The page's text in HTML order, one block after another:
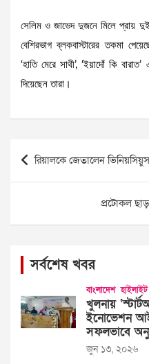
সেলিম ও জাভেদ দুজনে মিলে প্রায়
বেশিরভাগ ব্লকবাস্টারের তকমা
‘হাতি মেরে সাথী’, ‘ইয়াদোঁ কি
দিয়েছেন তারা।
Post
navigation
রিয়ালকে জেতালেন ভিনিয়সিয়ুস
প্রটোকল
সর্বশেষ খবর
বাংলাদেশ হাইলাইট
খুলনায়
ইনোভেশন
সফলভাবে
জুন ১৩, ২০২৬